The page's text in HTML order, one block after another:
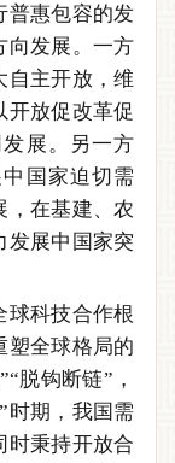
普惠包容的发
向发展。一方
自主开放，维
开放促改革促
展。另一方
国家迫切需
，在基建、农
发展中国家突
科技合作根
塑全球格局的
脱钩断链”，
时期，我国需
时秉持开放合